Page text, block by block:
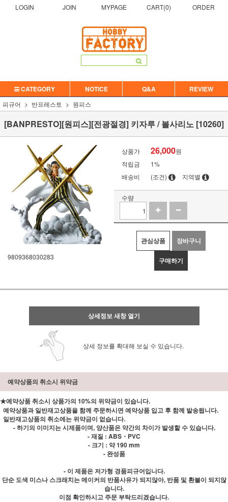
LOGIN JOIN MYPAGE CART(0) ORDER
CATEGORY NOTICE Q&A REVIEW
피규어 반프레스토 원피스
[BANPRESTO][원피스][전광절경] 키자루 / 볼사리노 [10260]
9809368030283
상품가 26,000원
적립금
1%
배송비
(조건) 지역별
수량
관심상품 장바구니
구매하기
상세정보 새창 열기
상세 정보를 확대해 보실 수 있습니다.
예약상품의 취소시 위약금
★예약상품 취소시 상품가의 10%의 위약금이 있습니다.
예약상품과 일반재고상품을 함께 주문하시면 예약상품 입고 후 함께 발송됩니다.
일반재고상품의 취소에는 위약금이 없습니다.
- 하기의 이미지는 시제품이며, 양산품은 약간의 차이가 발생할 수 있습니다.
- 재질 : ABS・PVC
- 크기 : 약 190 mm
- 완성품
- 이 제품은 저가형 경품피규어입니다.
단순 도색 미스나 스크래치는 메이커의 반품사유가 되지않아, 반품 및 환불이 되지않
습니다.
이점 확인하시고 주문 부탁드리겠습니다.